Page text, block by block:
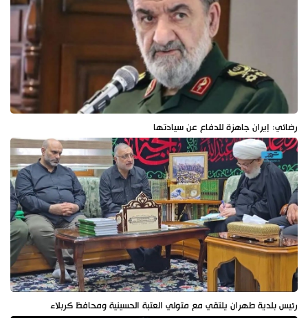
رضائي: إيران جاهزة للدفاع عن سيادتها
رئيس بلدية طهران يلتقي مع متولي العتبة الحسينية ومحافظ كربلاء